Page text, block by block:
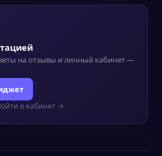
на отзывы и личный кабинет —
в кабинет →